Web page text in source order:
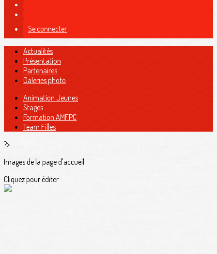
Se connecter
Actualités
Présentation
Partenaires
Galeries photo
Animation Jeunes
Stages
Formation AMFPC
Team Filles
?>
Images de la page d'accueil
Cliquez pour éditer